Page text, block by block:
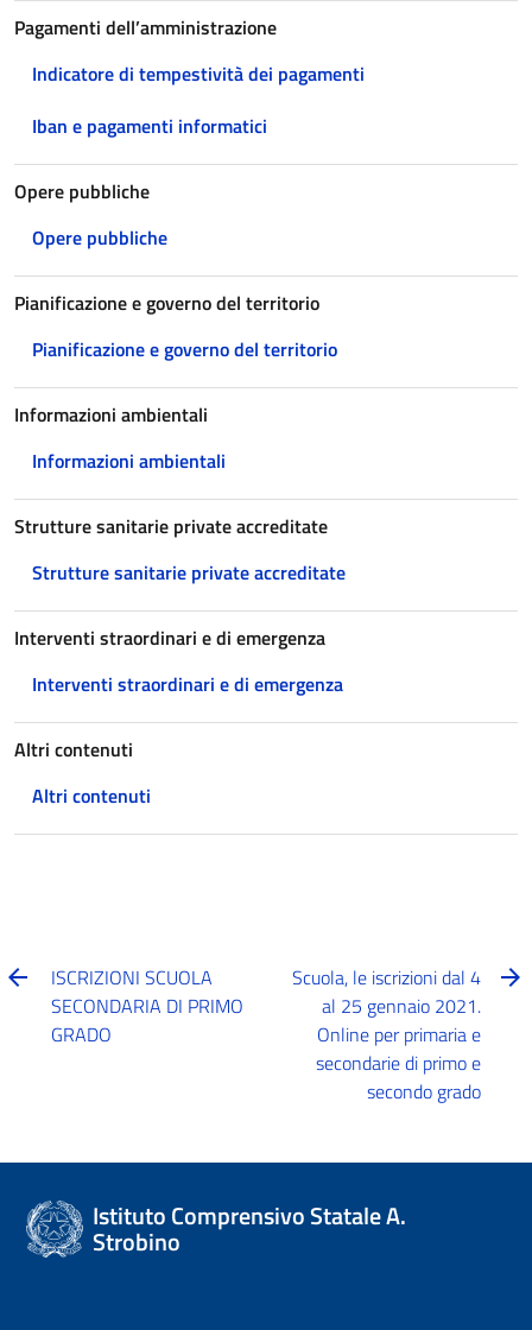
Pagamenti dell’amministrazione
Indicatore di tempestività dei pagamenti
Iban e pagamenti informatici
Opere pubbliche
Opere pubbliche
Pianificazione e governo del territorio
Pianificazione e governo del territorio
Informazioni ambientali
Informazioni ambientali
Strutture sanitarie private accreditate
Strutture sanitarie private accreditate
Interventi straordinari e di emergenza
Interventi straordinari e di emergenza
Altri contenuti
Altri contenuti
ISCRIZIONI SCUOLA
SECONDARIA DI PRIMO
GRADO
Scuola, le iscrizioni dal 4
al 25 gennaio 2021.
Online per primaria e
secondarie di primo e
secondo grado
Istituto Comprensivo Statale A.
Strobino